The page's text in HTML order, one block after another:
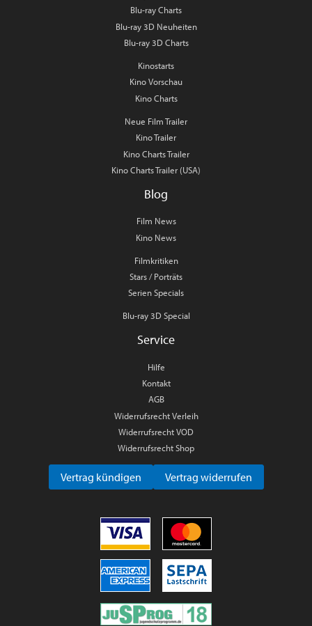
Blu-ray Charts
Blu-ray 3D Neuheiten
Blu-ray 3D Charts
Kinostarts
Kino Vorschau
Kino Charts
Neue Film Trailer
Kino Trailer
Kino Charts Trailer
Kino Charts Trailer (USA)
Blog
Film News
Kino News
Filmkritiken
Stars / Porträts
Serien Specials
Blu-ray 3D Special
Service
Hilfe
Kontakt
AGB
Widerrufsrecht Verleih
Widerrufsrecht VOD
Widerrufsrecht Shop
Vertrag kündigen Vertrag widerrufen